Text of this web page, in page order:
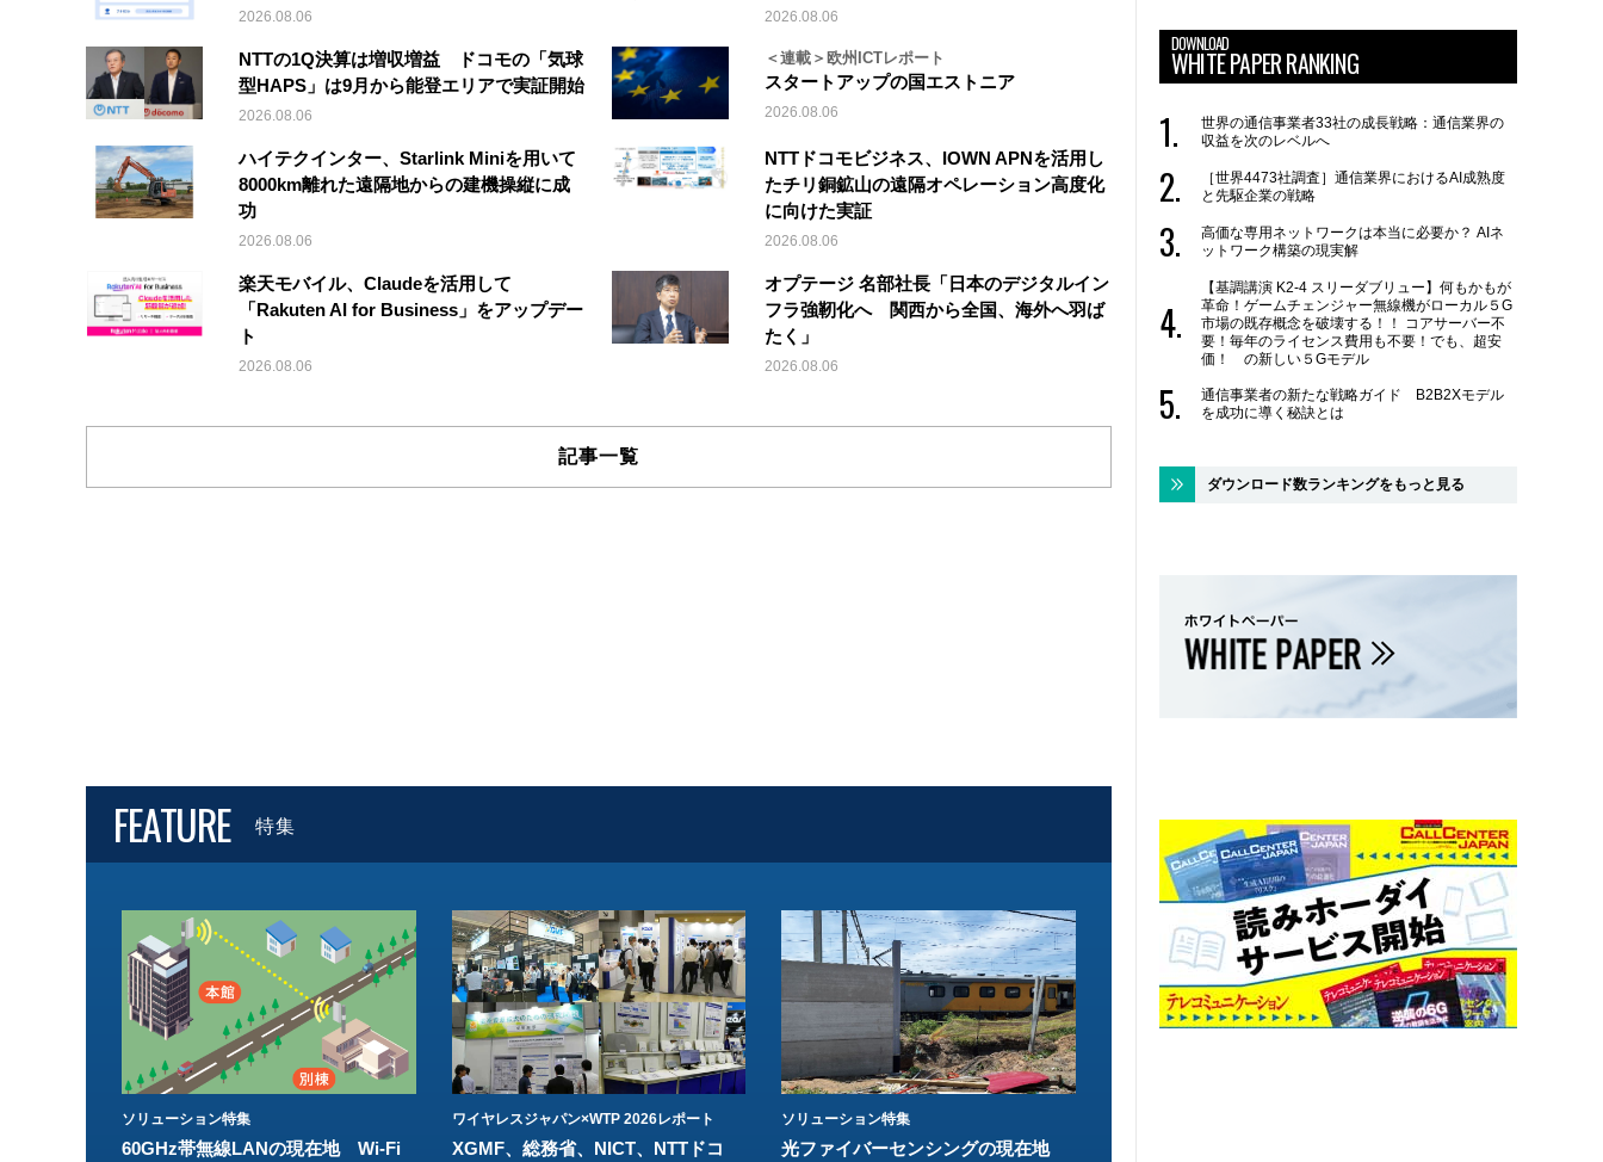
2026.08.06 2026.08.06
NTTの1Q決算は増収増益 ドコモの「気球
型HAPS」は9月から能登エリアで実証開始
2026.08.06
＜連載＞欧州ICTレポート
スタートアップの国エストニア
2026.08.06
ハイテクインター、Starlink Miniを用いて
8000km離れた遠隔地からの建機操縦に成
功
2026.08.06
NTTドコモビジネス、IOWN APNを活用し
たチリ銅鉱山の遠隔オペレーション高度化
に向けた実証
2026.08.06
楽天モバイル、Claudeを活用して
「Rakuten AI for Business」をアップデー
ト
2026.08.06
オプテージ 名部社長「日本のデジタルイン
フラ強靭化へ 関西から全国、海外へ羽ば
たく」
2026.08.06
記事一覧
FEATURE 特集
ソリューション特集
60GHz帯無線LANの現在地 Wi-Fi
ワイヤレスジャパン×WTP 2026レポート
XGMF、総務省、NICT、NTTドコ
ソリューション特集
光ファイバーセンシングの現在地
DOWNLOAD
WHITE PAPER RANKING
世界の通信事業者33社の成長戦略：通信業界の
収益を次のレベルへ
［世界4473社調査］通信業界におけるAI成熟度
と先駆企業の戦略
高価な専用ネットワークは本当に必要か？ AIネ
ットワーク構築の現実解
【基調講演 K2-4 スリーダブリュー】何もかもが
革命！ゲームチェンジャー無線機がローカル５G
市場の既存概念を破壊する！！ コアサーバー不
要！毎年のライセンス費用も不要！でも、超安
価！ の新しい５Gモデル
通信事業者の新たな戦略ガイド B2B2Xモデル
を成功に導く秘訣とは
ダウンロード数ランキングをもっと見る